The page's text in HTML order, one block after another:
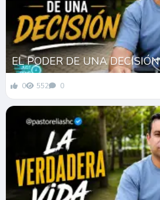
EL PODER DE UNA DECISIÓN
0 552 0